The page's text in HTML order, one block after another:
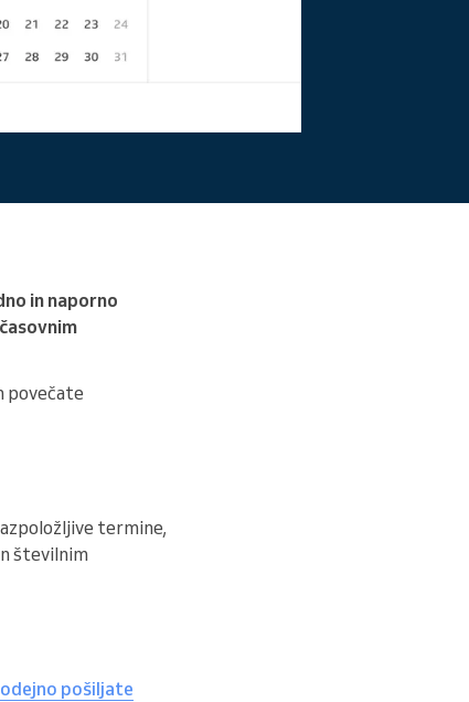
Preberite več
in naporno
povečate
termine,
številnim
pošiljate